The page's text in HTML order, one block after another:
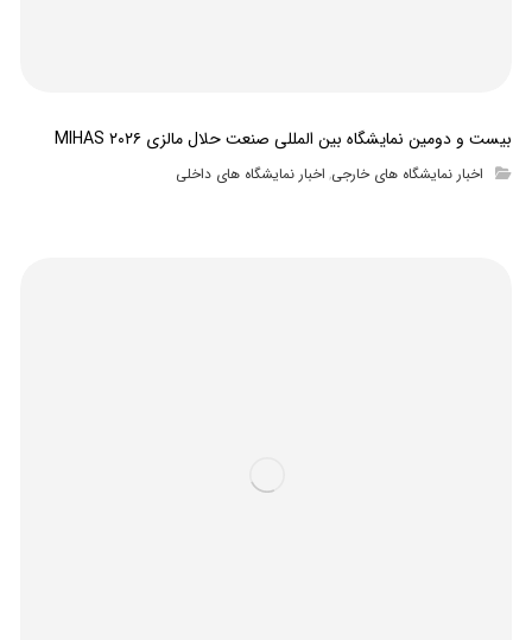
بیست و دومین نمایشگاه بین المللی صنعت حلال مالزی MIHAS ۲۰۲۶
اخبار نمایشگاه های خارجی, اخبار نمایشگاه های داخلی